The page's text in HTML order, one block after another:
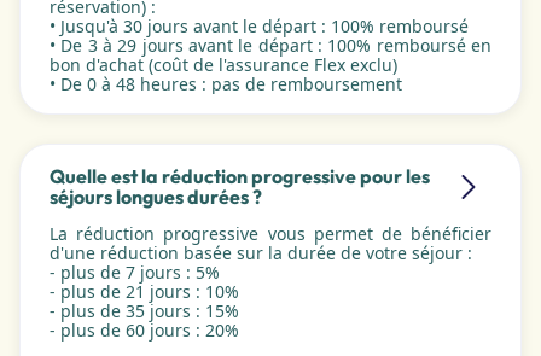
réservation) :
• Jusqu'à 30 jours avant le départ : 100% remboursé
• De 3 à 29 jours avant le départ : 100% remboursé en
bon d'achat (coût de l'assurance Flex exclu)
• De 0 à 48 heures : pas de remboursement
Quelle est la réduction progressive pour les
séjours longues durées ?
La réduction progressive vous permet de bénéficier
d'une réduction basée sur la durée de votre séjour :
- plus de 7 jours : 5%
- plus de 21 jours : 10%
- plus de 35 jours : 15%
- plus de 60 jours : 20%